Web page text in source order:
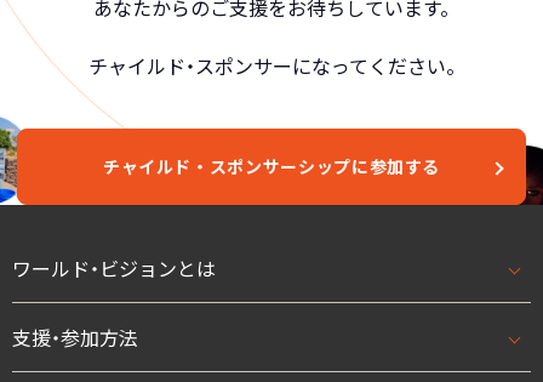
あなたからのご支援をお待ちしています。
チャイルド・スポンサーになってください。
チャイルド・スポンサーシップに参加する
ワールド・ビジョンとは
ワールド・ビジョンとはトップ
支援・参加方法